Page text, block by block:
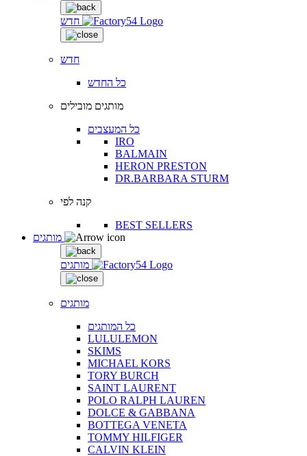
חדש
חדש
כל החדש
מותגים מובילים
כל המעצבים
IRO
BALMAIN
HERON PRESTON
DR.BARBARA STURM
קנה לפי
BEST SELLERS
מותגים
מותגים
כל המותגים
LULULEMON
SKIMS
MICHAEL KORS
TORY BURCH
SAINT LAURENT
POLO RALPH LAUREN
DOLCE & GABBANA
BOTTEGA VENETA
TOMMY HILFIGER
CALVIN KLEIN